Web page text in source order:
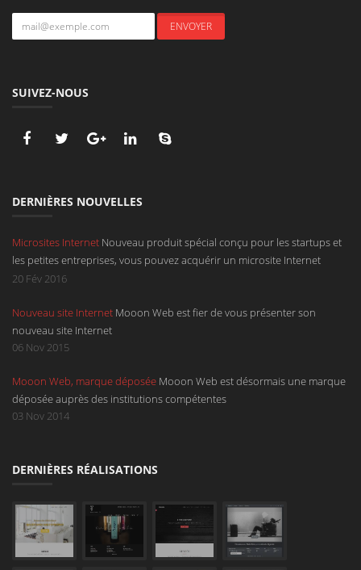
SUIVEZ-NOUS
DERNIÈRES NOUVELLES
Microsites Internet Nouveau produit spécial conçu pour les startups et
les petites entreprises, vous pouvez acquérir un microsite Internet
d'une page déroulante avec un design à la hauteur de votre service.
.be, en .com, en .net ou en .eu et une boîte mail.
20 Fév 2016
Nouveau site Internet Mooon Web est fier de vous présenter son
nouveau site Internet
06 Nov 2015
Mooon Web, marque déposée Mooon Web est désormais une marque
déposée auprès des institutions compétentes
03 Nov 2014
DERNIÈRES RÉALISATIONS